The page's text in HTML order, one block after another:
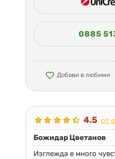
0885
Добави в любими
4.5 от
Божидар Цветанов
Изглежда е много